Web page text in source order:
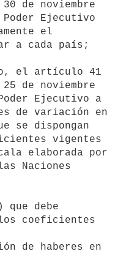
de noviembre
Ejecutivo
el
a cada país;
de noviembre
Ejecutivo a
de variación en
se dispongan
vigentes
elaborada por
Naciones
coeficientes
de haberes en